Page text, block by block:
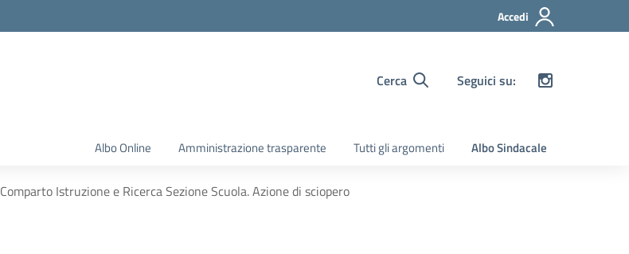
Accedi
Cerca Seguici su:
Albo Online Amministrazione trasparente Tutti gli argomenti Albo Sindacale
Comparto Istruzione e Ricerca Sezione Scuola. Azione di sciopero